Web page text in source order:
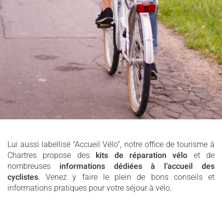
Lui aussi labellisé "Accueil Vélo", notre office de tourisme à
Chartres propose deskits de réparation vélo et de
nombreuses informations dédiées à l’accueil des
cyclistes. Venez y faire le plein de bons conseils et
informations pratiques pour votre séjour à vélo.